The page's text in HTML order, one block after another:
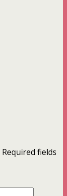
Required fields